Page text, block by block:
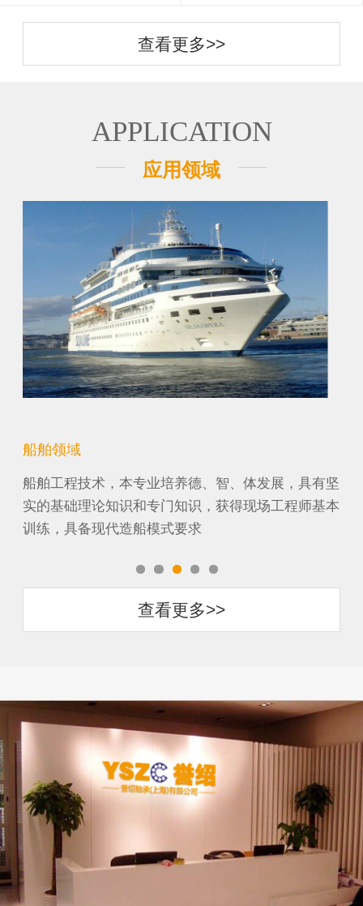
查看更多>>
APPLICATION
应用领域
船舶领域
船舶工程技术，本专业培养德、智、体发展，具有坚
实的基础理论知识和专门知识，获得现场工程师基本
训练，具备现代造船模式要求
查看更多>>